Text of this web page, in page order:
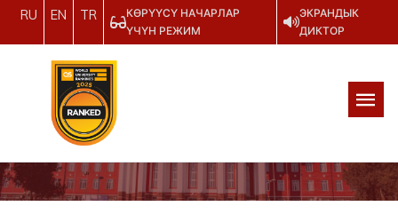
RU EN TR
КӨРҮҮСҮ НАЧАРЛАР
ҮЧҮН РЕЖИМ
ЭКРАНДЫК
ДИКТОР